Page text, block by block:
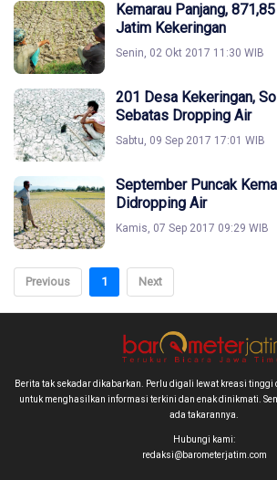
Kemarau Panjang,
Jatim Kekeringan
Senin, 02 Okt 2017 11:30 WIB
201 Desa Kekeringan,
Sebatas Dropping Air
Sabtu, 09 Sep 2017 17:01 WIB
September Puncak
Didropping Air
Kamis, 07 Sep 2017 09:29 WIB
Previous 1 Next
Berita tak sekadar dikabarkan. Perlu digali lewat kreasi
untuk menghasilkan informasi terkini dan enak dinikmati.
ada takarannya.
Hubungi kami:
redaksi@barometerjatim.com